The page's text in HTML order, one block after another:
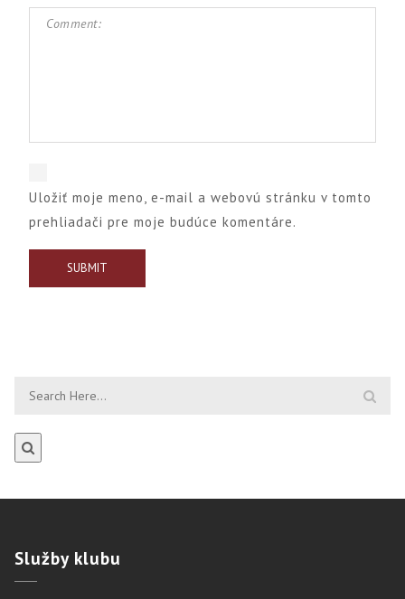
Uložiť moje meno, e-mail a webovú stránku v tomto
prehliadači pre moje budúce komentáre.
Službyklubu